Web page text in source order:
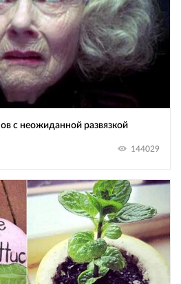
с неожиданной развязкой
144029